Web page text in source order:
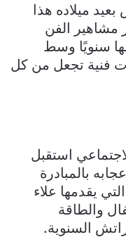
ميلاده هذا
مشاهير الفن
سنويًا وسط
فنية تجعل من كل
استقبل
بالمبادرة
يقدمها علاء
والطاقة
السنوية.